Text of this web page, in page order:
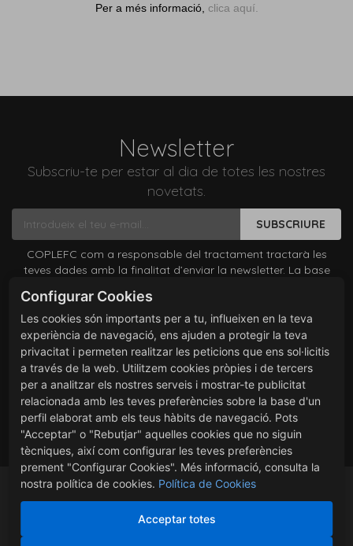
Per a més informació, clica aquí.
Newsletter
Subscriu-te per estar al dia de totes les nostres
novetats.
SUBSCRIURE
COPLEFC com a responsable del tractament tractarà les
teves dades amb la finalitat d’enviar la newsletter. La base
qualsevol moment comunicant-lo a coplefc@coplefc.cat. No
es cediran dades a tercers excepte per obligació legal. Pots
accedir, rectificar i suprimir les teves dades, així com exercir
altres drets consultant la informació addicional i detallada
sobre protecció de dades a la nostraPolítica de Privacitat
He llegit i accepto les condicions contingudes en la política
de privacitat sobre el tractament de les meves dades per
l’enviament de la newsletter.
Gestionar cookies - Política cookies
Configurar Cookies
Les cookies són importants per a tu, influeixen en la teva
experiència de navegació, ens ajuden a protegir la teva
privacitat i permeten realitzar les peticions que ens sol·licitis
a través de la web. Utilitzem cookies pròpies i de tercers
per a analitzar els nostres serveis i mostrar-te publicitat
relacionada amb les teves preferències sobre la base d'un
perfil elaborat amb els teus hàbits de navegació. Pots
"Acceptar" o "Rebutjar" aquelles cookies que no siguin
tècniques, així com configurar les teves preferències
prement "Configurar Cookies". Més informació, consulta la
nostra política de cookies. Política de Cookies
Acceptar totes